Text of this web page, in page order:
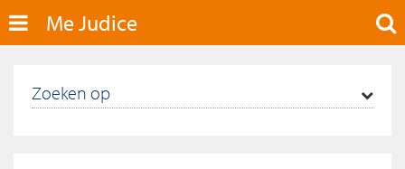
Me Judice
Zoeken op